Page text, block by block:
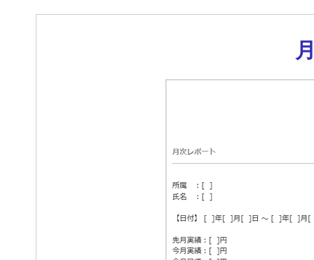
カタログ・資